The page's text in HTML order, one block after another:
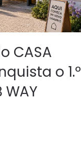
CASA
o 1.º